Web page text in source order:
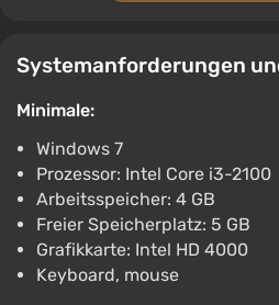
€15.64
ggsel 4.2
Systemanforderungen
Minimale:
Windows 7
Prozessor: Intel Core i3-2100
Arbeitsspeicher: 4 GB
Freier Speicherplatz: 5 GB
Grafikkarte: Intel HD 4000
Keyboard, mouse